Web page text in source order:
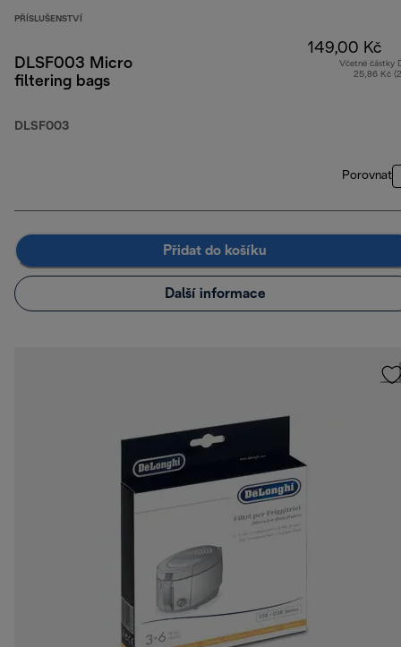
PŘÍSLUŠENSTVÍ
DLSF003 Micro
filtering bags
DLSF003
149,00 Kč
Včetně částky
25,86 Kč
Porovnat
Přidat do košíku
Další informace